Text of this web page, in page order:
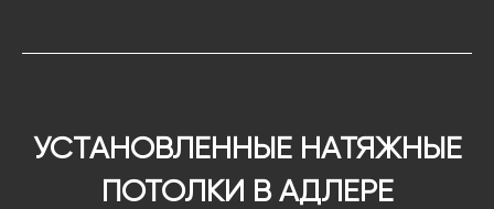
УСТАНОВЛЕННЫЕ НАТЯЖНЫЕ
ПОТОЛКИ В АДЛЕРЕ